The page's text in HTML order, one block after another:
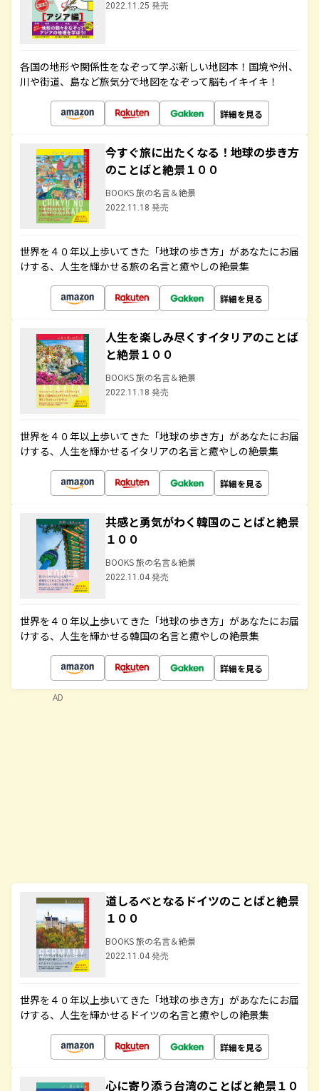
2022.11.25 発売
各国の地形や関係性をなぞって学ぶ新しい地図本！国境や州、
川や街道、島など旅気分で地図をなぞって脳もイキイキ！
詳細を見る
今すぐ旅に出たくなる！地球の歩き方
のことばと絶景１００
BOOKS 旅の名言＆絶景
2022.11.18 発売
世界を４０年以上歩いてきた「地球の歩き方」があなたにお届
けする、人生を輝かせる旅の名言と癒やしの絶景集
詳細を見る
人生を楽しみ尽くすイタリアのことば
と絶景１００
BOOKS 旅の名言＆絶景
2022.11.18 発売
世界を４０年以上歩いてきた「地球の歩き方」があなたにお届
けする、人生を輝かせるイタリアの名言と癒やしの絶景集
詳細を見る
共感と勇気がわく韓国のことばと絶景
１００
BOOKS 旅の名言＆絶景
2022.11.04 発売
世界を４０年以上歩いてきた「地球の歩き方」があなたにお届
けする、人生を輝かせる韓国の名言と癒やしの絶景集
詳細を見る
道しるべとなるドイツのことばと絶景
１００
BOOKS 旅の名言＆絶景
2022.11.04 発売
世界を４０年以上歩いてきた「地球の歩き方」があなたにお届
けする、人生を輝かせるドイツの名言と癒やしの絶景集
詳細を見る
心に寄り添う台湾のことばと絶景１０
AD